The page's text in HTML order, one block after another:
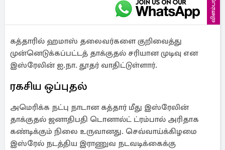
விளம்பரம்
கத்தாரில் ஹமாஸ் தலைவர்களை குறிவைத்து
முன்னெடுக்கப்பட்டத் தாக்குதல் சரியான முடிவு என
இஸ்ரேலின் ஐ.நா. தூதர் வாதிட்டுள்ளார்.
ரகசிய ஒப்புதல்
அமெரிக்க நட்பு நாடான கத்தார் மீது இஸ்ரேலின்
தாக்குதல் ஜனாதிபதி டொனால்ட் ட்ரம்பால் அரிதாக
கண்டிக்கும் நிலை உருவானது. செவ்வாய்க்கிழமை
இஸ்ரேல் நடத்திய இராணுவ நடவடிக்கைக்கு